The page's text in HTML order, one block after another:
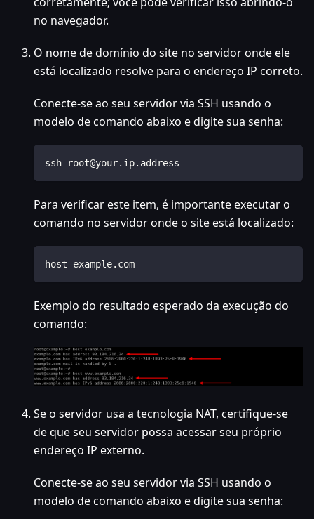
no navegador.
O nome de domínio do site no servidor onde ele
está localizado resolve para o endereço IP correto.
Conecte-se ao seu servidor via SSH usando o
modelo de comando abaixo e digite sua senha:
ssh root@your.ip.address
Para verificar este item, é importante executar o
comando no servidor onde o site está localizado:
host example.com
Exemplo do resultado esperado da execução do
comando:
Se o servidor usa a tecnologia NAT, certifique-se
de que seu servidor possa acessar seu próprio
endereço IP externo.
Conecte-se ao seu servidor via SSH usando o
modelo de comando abaixo e digite sua senha: